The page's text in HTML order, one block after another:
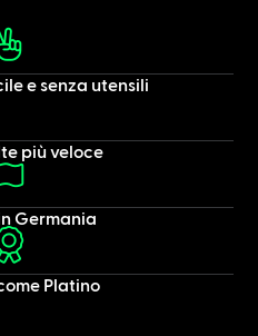
e senza utensili
più veloce
Germania
Platino